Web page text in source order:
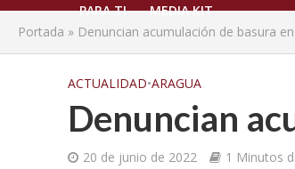
PARA TI
MEDIA KIT
Portada » Denuncian acumulación de basura
ACTUALIDAD•ARAGUA
Denuncian
20 de junio de 2022 1 Minutos